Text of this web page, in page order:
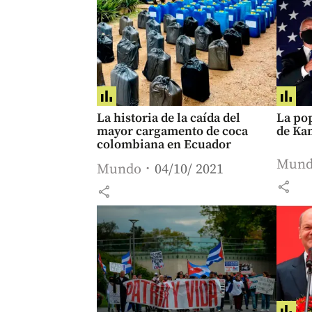
La historia de la caída del
mayor cargamento de coca
colombiana en Ecuador
Mundo 04/10/ 2021
share
La
de
share